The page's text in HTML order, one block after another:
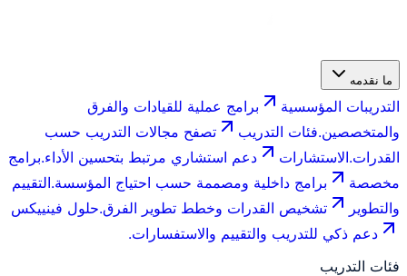
ما نقدمه
التدريبات المؤسسية
برامج عملية للقيادات والفرق
والمتخصصين.فئات التدريب
تصفح مجالات التدريب حسب
القدرات.الاستشارات دعم استشاري مرتبط بتحسين الأداء.برامج
مخصصة
برامج داخلية ومصممة حسب احتياج المؤسسة.التقييم
والتطوير
تشخيص القدرات وخطط تطوير الفرق.حلول فينييكس
دعم ذكي للتدريب والتقييم والاستفسارات.
فئات التدريب